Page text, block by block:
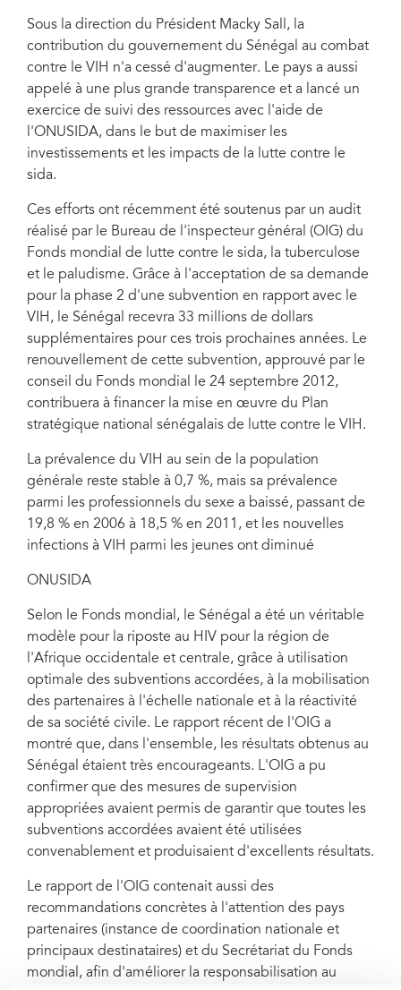
Sous la direction du Président Macky Sall, la
contribution du gouvernement du Sénégal au combat
contre le VIH n'a cessé d'augmenter. Le pays a aussi
appelé à une plus grande transparence et a lancé un
exercice de suivi des ressources avec l'aide de
l'ONUSIDA, dans le but de maximiser les
investissements et les impacts de la lutte contre le
sida.
Ces efforts ont récemment été soutenus par un audit
réalisé par le Bureau de l'inspecteur général (OIG) du
Fonds mondial de lutte contre le sida, la tuberculose
et le paludisme. Grâce à l'acceptation de sa demande
pour la phase 2 d'une subvention en rapport avec le
VIH, le Sénégal recevra 33 millions de dollars
supplémentaires pour ces trois prochaines années. Le
renouvellement de cette subvention, approuvé par le
conseil du Fonds mondial le 24 septembre 2012,
contribuera à financer la mise en œuvre du Plan
stratégique national sénégalais de lutte contre le VIH.
La prévalence du VIH au sein de la population
générale reste stable à 0,7 %, mais sa prévalence
parmi les professionnels du sexe a baissé, passant de
19,8 % en 2006 à 18,5 % en 2011, et les nouvelles
infections à VIH parmi les jeunes ont diminué
ONUSIDA
Selon le Fonds mondial, le Sénégal a été un véritable
modèle pour la riposte au HIV pour la région de
l'Afrique occidentale et centrale, grâce à utilisation
optimale des subventions accordées, à la mobilisation
des partenaires à l'échelle nationale et à la réactivité
de sa société civile. Le rapport récent de l'OIG a
montré que, dans l'ensemble, les résultats obtenus au
Sénégal étaient très encourageants. L'OIG a pu
confirmer que des mesures de supervision
appropriées avaient permis de garantir que toutes les
subventions accordées avaient été utilisées
convenablement et produisaient d'excellents résultats.
Le rapport de l'OIG contenait aussi des
recommandations concrètes à l'attention des pays
partenaires (instance de coordination nationale et
principaux destinataires) et du Secrétariat du Fonds
mondial, afin d'améliorer la responsabilisation au